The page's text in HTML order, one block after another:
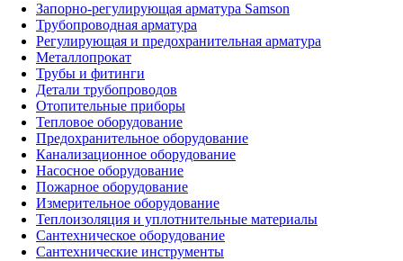
Запорно-регулирующая арматура Samson
Трубопроводная арматура
Регулирующая и предохранительная арматура
Металлопрокат
Трубы и фитинги
Детали трубопроводов
Отопительные приборы
Тепловое оборудование
Предохранительное оборудование
Канализационное оборудование
Насосное оборудование
Пожарное оборудование
Измерительное оборудование
Теплоизоляция и уплотнительные материалы
Сантехническое оборудование
Сантехнические инструменты